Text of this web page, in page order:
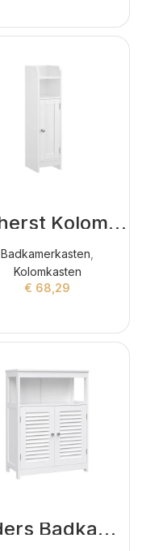
Amherst Kolomkasten Wit
Badkamerkasten
Kolomkasten
€ 68,29
Anders Badkamerkasten Wit